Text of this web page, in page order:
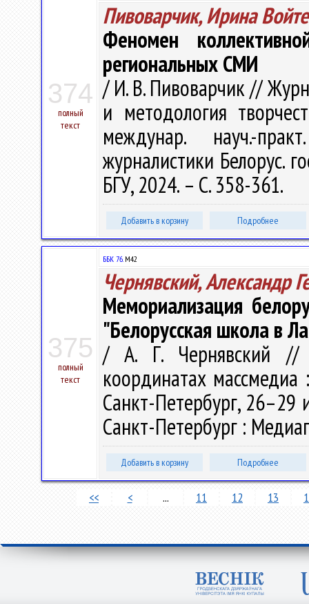
374
полный
текст
Пивоварчик, Ирина
Феномен
региональных СМИ
/ И. В. Пивоварчик //
и методология
междунар. науч.-
журналистики Белорус.
БГУ, 2024. – С. 358-361.
Добавить в корзину Подробнее
375
полный
текст
ББК 76.М42
Чернявский, Александр
Мемориализация
"Белорусская школа в
/ А. Г. Чернявский //
координатах
Санкт-Петербург, 26–29
Санкт-Петербург :
Добавить в корзину Подробнее
<< < ... 11 12 13